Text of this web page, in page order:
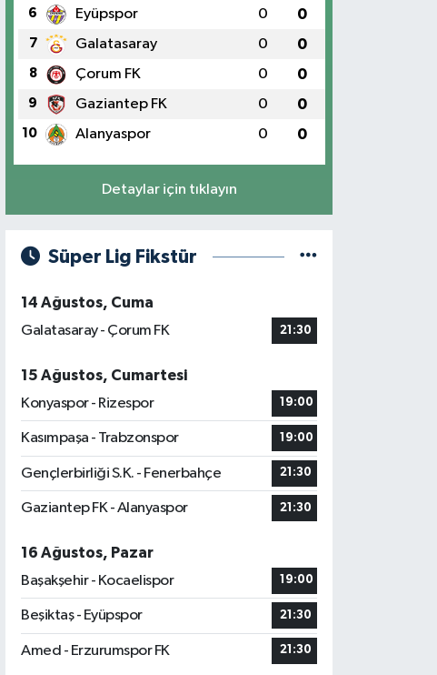
6 Eyüpspor 0 0
7 Galatasaray 0 0
8 Çorum FK 0 0
9 Gaziantep FK 0 0
10 Alanyaspor 0 0
Detaylar için tıklayın
Süper Lig Fikstür
14 Ağustos, Cuma
Galatasaray - Çorum FK
21:30
15 Ağustos, Cumartesi
Konyaspor - Rizespor
19:00
Kasımpaşa - Trabzonspor 19:00
Gençlerbirliği S.K. - Fenerbahçe 21:30
Gaziantep FK - Alanyaspor 21:30
16 Ağustos, Pazar
Başakşehir - Kocaelispor
19:00
Beşiktaş - Eyüpspor 21:30
Amed - Erzurumspor FK 21:30